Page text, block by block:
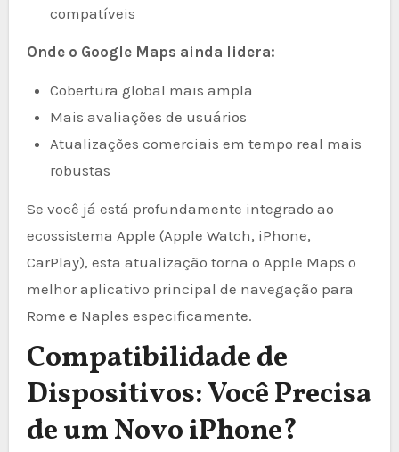
compatíveis
Onde o Google Maps ainda lidera:
Cobertura global mais ampla
Mais avaliações de usuários
Atualizações comerciais em tempo real mais
robustas
Se você já está profundamente integrado ao
ecossistema Apple (Apple Watch, iPhone,
CarPlay), esta atualização torna o Apple Maps o
melhor aplicativo principal de navegação para
Rome e Naples especificamente.
Compatibilidade de
Dispositivos: Você Precisa
de um Novo iPhone?